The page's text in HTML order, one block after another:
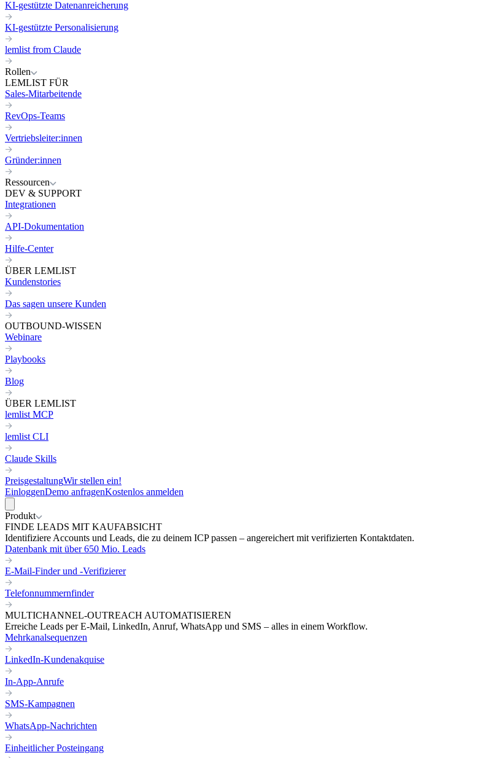
KI-gestützte Datenanreicherung
KI-gestützte Personalisierung
lemlist from Claude
Rollen
LEMLIST FÜR
Sales-Mitarbeitende
RevOps-Teams
Vertriebsleiter:innen
Gründer:innen
Ressourcen
DEV & SUPPORT
Integrationen
API-Dokumentation
Hilfe-Center
ÜBER LEMLIST
Kundenstories
Das sagen unsere Kunden
OUTBOUND-WISSEN
Webinare
Playbooks
Blog
ÜBER LEMLIST
lemlist MCP
lemlist CLI
Claude Skills
PreisgestaltungWir stellen ein!
EinloggenDemo anfragenKostenlos anmelden
Produkt
FINDE LEADS MIT KAUFABSICHT
Identifiziere Accounts und Leads, die zu deinem ICP passen – angereichert mit verifizierten Kontaktdaten.
Datenbank mit über 650 Mio. Leads
E-Mail-Finder und -Verifizierer
Telefonnummernfinder
MULTICHANNEL-OUTREACH AUTOMATISIEREN
Erreiche Leads per E-Mail, LinkedIn, Anruf, WhatsApp und SMS – alles in einem Workflow.
Mehrkanalsequenzen
LinkedIn-Kundenakquise
In-App-Anrufe
SMS-Kampagnen
WhatsApp-Nachrichten
Einheitlicher Posteingang